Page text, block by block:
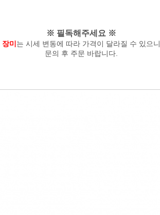
※ 필독해주세요 ※
장미 는 시세 변동에 따라 가격이 달라질 수 있으니
문의 후 주문 바랍니다.